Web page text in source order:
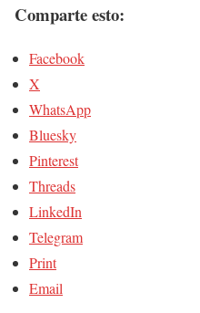
Comparte esto:
Facebook
X
WhatsApp
Bluesky
Pinterest
Threads
LinkedIn
Telegram
Print
Email